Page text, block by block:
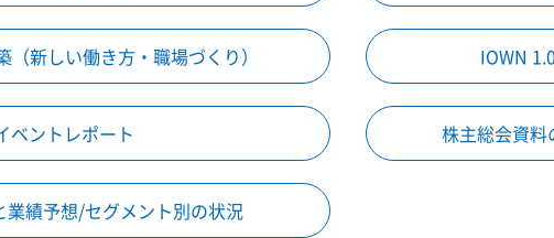
（新しい働き方・職場づくり） IOWN
ベントレポート 株主総会資料
業績予想/セグメント別の状況